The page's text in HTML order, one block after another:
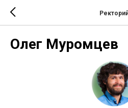
Олег Муромцев